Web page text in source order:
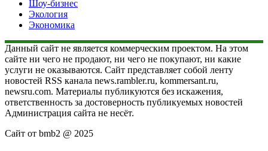
Шоу-бизнес
Экология
Экономика
Данный сайт не является коммерческим проектом. На этом
сайте ни чего не продают, ни чего не покупают, ни какие
услуги не оказываются. Сайт представляет собой ленту
новостей RSS канала news.rambler.ru, kommersant.ru,
newsru.com. Материалы публикуются без искажения,
ответственность за достоверность публикуемых новостей
Администрация сайта не несёт.
Сайт от bmb2 @ 2025